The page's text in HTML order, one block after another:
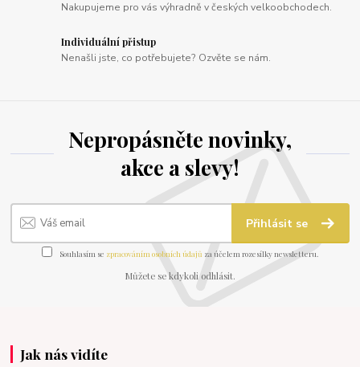
Nakupujeme pro vás výhradně v českých velkoobchodech.
Individuální přistup
Nenašli jste, co potřebujete? Ozvěte se nám.
Nepropásněte novinky,
akce a slevy!
Přihlásit se
Souhlasím se zpracováním osobních údajů za účelem rozesílky newsletteru.
Můžete se kdykoli odhlásit.
Jak nás vidíte